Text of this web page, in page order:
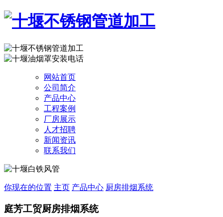
网站首页
公司简介
产品中心
工程案例
厂房展示
人才招聘
新闻资讯
联系我们
你现在的位置 主页 产品中心 厨房排烟系统
庭芳工贸厨房排烟系统